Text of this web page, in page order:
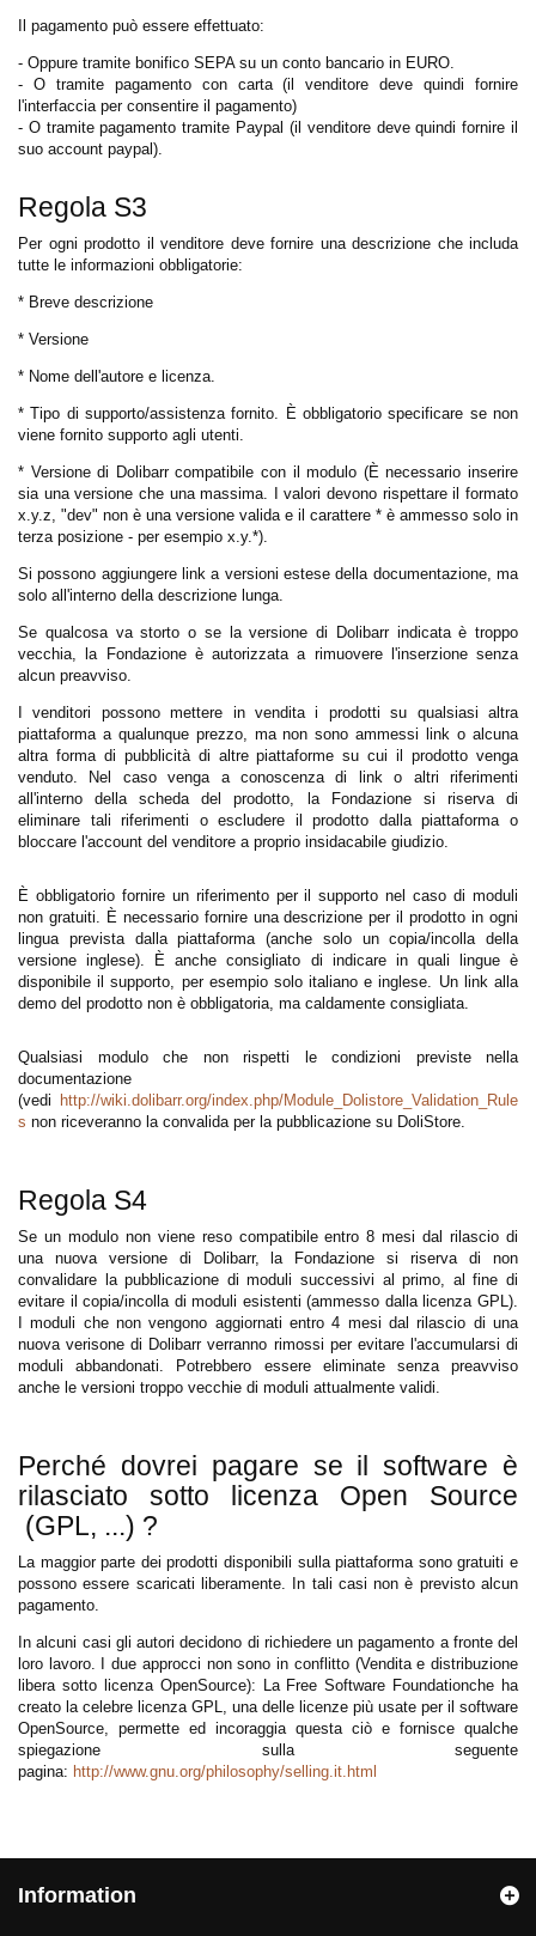
Il pagamento può essere effettuato:
- Oppure tramite bonifico SEPA su un conto bancario in EURO.
- O tramite pagamento con carta (il venditore deve quindi fornire
l'interfaccia per consentire il pagamento)
- O tramite pagamento tramite Paypal (il venditore deve quindi fornire il
suo account paypal).
Regola S3
Per ogni prodotto il venditore deve fornire una descrizione che includa
tutte le informazioni obbligatorie:
* Breve descrizione
* Versione
* Nome dell'autore e licenza.
* Tipo di supporto/assistenza fornito. È obbligatorio specificare se non
viene fornito supporto agli utenti.
* Versione di Dolibarr compatibile con il modulo (È necessario inserire
sia una versione che una massima. I valori devono rispettare il formato
x.y.z, "dev" non è una versione valida e il carattere * è ammesso solo in
terza posizione - per esempio x.y.*).
Si possono aggiungere link a versioni estese della documentazione, ma
solo all'interno della descrizione lunga.
Se qualcosa va storto o se la versione di Dolibarr indicata è troppo
vecchia, la Fondazione è autorizzata a rimuovere l'inserzione senza
alcun preavviso.
I venditori possono mettere in vendita i prodotti su qualsiasi altra
piattaforma a qualunque prezzo, ma non sono ammessi link o alcuna
altra forma di pubblicità di altre piattaforme su cui il prodotto venga
venduto. Nel caso venga a conoscenza di link o altri riferimenti
all'interno della scheda del prodotto, la Fondazione si riserva di
eliminare tali riferimenti o escludere il prodotto dalla piattaforma o
bloccare l'account del venditore a proprio insidacabile giudizio.
È obbligatorio fornire un riferimento per il supporto nel caso di moduli
non gratuiti. È necessario fornire una descrizione per il prodotto in ogni
lingua prevista dalla piattaforma (anche solo un copia/incolla della
versione inglese). È anche consigliato di indicare in quali lingue è
disponibile il supporto, per esempio solo italiano e inglese. Un link alla
demo del prodotto non è obbligatoria, ma caldamente consigliata.
Qualsiasi modulo che non rispetti le condizioni previste nella
documentazione
(vedi
http://wiki.dolibarr.org/index.php/Module_Dolistore_Validation_Rule
s non riceveranno la convalida per la pubblicazione su DoliStore.
Regola S4
Se un modulo non viene reso compatibile entro 8 mesi dal rilascio di
una nuova versione di Dolibarr, la Fondazione si riserva di non
convalidare la pubblicazione di moduli successivi al primo, al fine di
evitare il copia/incolla di moduli esistenti (ammesso dalla licenza GPL).
I moduli che non vengono aggiornati entro 4 mesi dal rilascio di una
nuova verisone di Dolibarr verranno rimossi per evitare l'accumularsi di
moduli abbandonati. Potrebbero essere eliminate senza preavviso
anche le versioni troppo vecchie di moduli attualmente validi.
Perché dovrei pagare se il software è
rilasciato sotto licenza Open Source
(GPL, ...) ?
La maggior parte dei prodotti disponibili sulla piattaforma sono gratuiti e
possono essere scaricati liberamente. In tali casi non è previsto alcun
pagamento.
In alcuni casi gli autori decidono di richiedere un pagamento a fronte del
loro lavoro. I due approcci non sono in conflitto (Vendita e distribuzione
libera sotto licenza OpenSource): La Free Software Foundationche ha
creato la celebre licenza GPL, una delle licenze più usate per il software
OpenSource, permette ed incoraggia questa ciò e fornisce qualche
spiegazione sulla seguente
pagina: http://www.gnu.org/philosophy/selling.it.html
Information